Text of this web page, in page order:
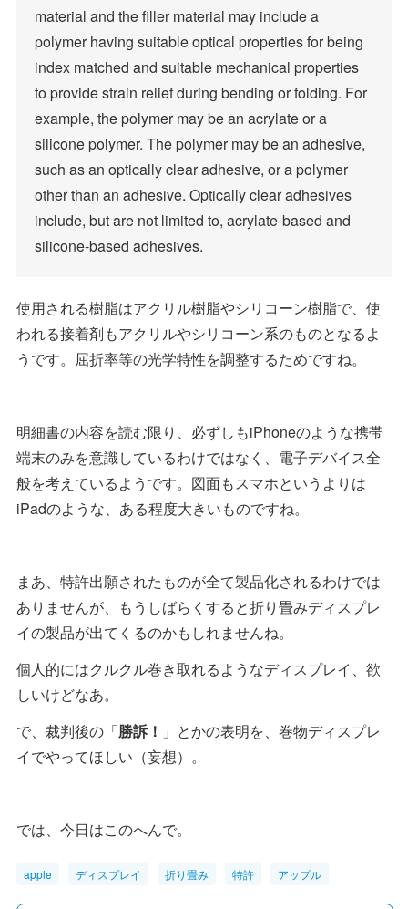
material and the filler material may include a
polymer having suitable optical properties for being
index matched and suitable mechanical properties
to provide strain relief during bending or folding. For
example, the polymer may be an acrylate or a
silicone polymer. The polymer may be an adhesive,
such as an optically clear adhesive, or a polymer
other than an adhesive. Optically clear adhesives
include, but are not limited to, acrylate-based and
silicone-based adhesives.
使用される樹脂はアクリル樹脂やシリコーン樹脂で、使
われる接着剤もアクリルやシリコーン系のものとなるよ
うです。屈折率等の光学特性を調整するためですね。
明細書の内容を読む限り、必ずしもiPhoneのような携帯
端末のみを意識しているわけではなく、電子デバイス全
般を考えているようです。図面もスマホというよりは
iPadのような、ある程度大きいものですね。
まあ、特許出願されたものが全て製品化されるわけでは
ありませんが、もうしばらくすると折り畳みディスプレ
イの製品が出てくるのかもしれませんね。
個人的にはクルクル巻き取れるようなディスプレイ、欲
しいけどなあ。
で、裁判後の「勝訴！ 」とかの表明を、巻物ディスプレ
イでやってほしい（妄想）。
では、今日はこのへんで。
apple ディスプレイ 折り畳み 特許 アップル